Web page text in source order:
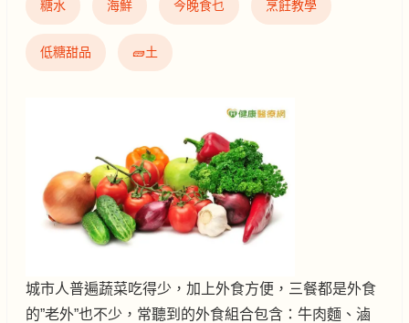
糖水 海鮮 今晚食乜 烹飪教學
低糖甜品 🧱土
城市人普遍蔬菜吃得少，加上外食方便，三餐都是外食
的”老外”也不少，常聽到的外食組合包含：牛肉麵、滷